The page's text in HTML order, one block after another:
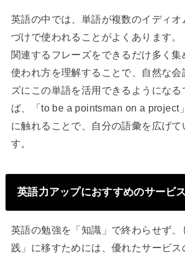
英語の中では、単語が複数のイディオ
づけで使われることがよくあります。
関連するフレーズをできるだけ多く
使われ方を理解することで、自然な会
ズにこの単語を活用できるようになる
ば、「to be a pointsman on a project
に触れることで、自分の語彙を広げ
す。
英語力アップにおすすめのサービ
英語の勉強を「知識」で終わらせず、
践」に移すためには、優れたサービス